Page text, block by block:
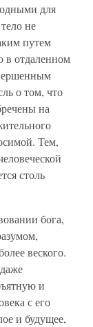
для
не
путем
в отдаленном
о том, что
на
Тем,
столь
бога,
веского.
и
с его
и будущее,